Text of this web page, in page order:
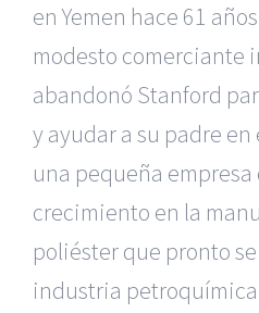
en Yemen hace 61
modesto comerciante
abandonó Stanford
y ayudar a su padre
una pequeña
crecimiento en la
poliéster que pronto
industria